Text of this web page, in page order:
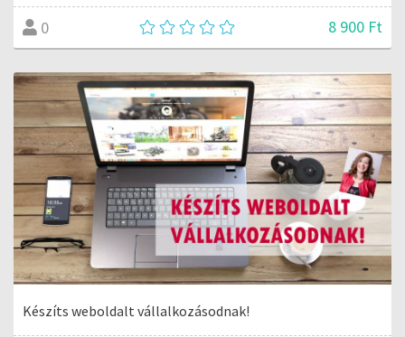
0 8 900 Ft
Készíts weboldalt vállalkozásodnak!